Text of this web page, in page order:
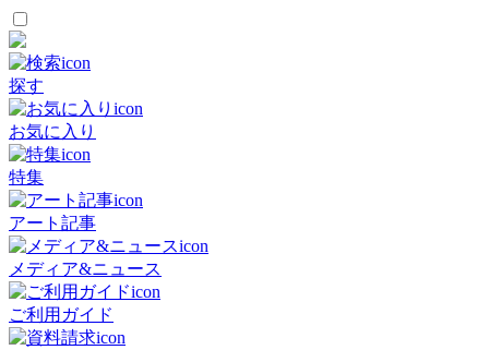
探す
お気に入り
特集
アート記事
メディア&ニュース
ご利用ガイド